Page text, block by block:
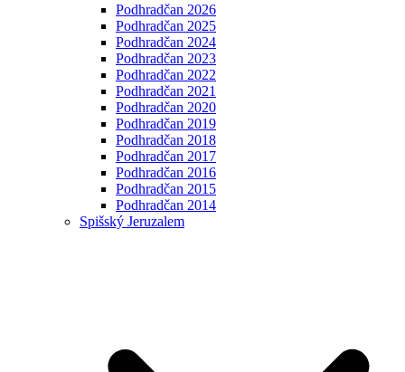
Podhradčan 2026
Podhradčan 2025
Podhradčan 2024
Podhradčan 2023
Podhradčan 2022
Podhradčan 2021
Podhradčan 2020
Podhradčan 2019
Podhradčan 2018
Podhradčan 2017
Podhradčan 2016
Podhradčan 2015
Podhradčan 2014
Spišský Jeruzalem